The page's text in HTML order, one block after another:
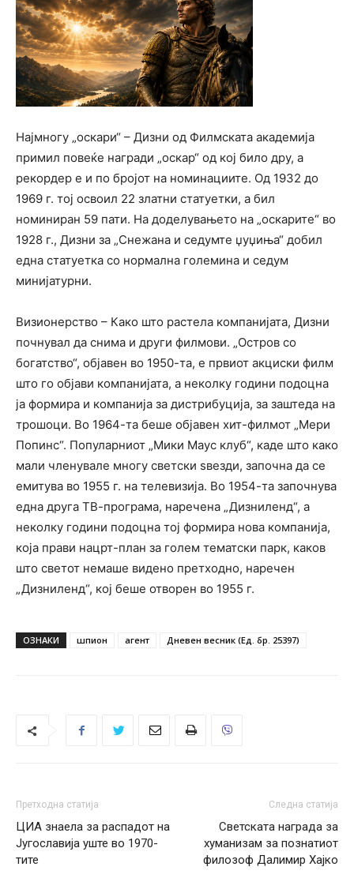
Најмногу „оскари“ – Дизни од Филмската академија
примил повеќе награди „оскар“ од кој било дру, а
рекордер е и по бројот на номинациите. Од 1932 до
1969 г. тој освоил 22 златни статуетки, а бил
номиниран 59 пати. На доделувањето на „оскарите“ во
1928 г., Дизни за „Снежана и седумте џуџиња“ добил
една статуетка со нормална големина и седум
минијатурни.
Визионерство – Како што растела компанијата, Дизни
почнувал да снима и други филмови. „Остров со
богатство“, објавен во 1950-та, е првиот акциски филм
што го објави компанијата, а неколку години подоцна
ја формира и компанија за дистрибуција, за заштеда на
трошоци. Во 1964-та беше објавен хит-филмот „Мери
Попинс“. Популарниот „Мики Маус клуб“, каде што како
мали членувале многу светски ѕвезди, започна да се
емитува во 1955 г. на телевизија. Во 1954-та започнува
една друга ТВ-програма, наречена „Дизниленд“, а
неколку години подоцна тој формира нова компанија,
која прави нацрт-план за голем тематски парк, каков
што светот немаше видено претходно, наречен
„Дизниленд“, кој беше отворен во 1955 г.
ОЗНАКИ шпион агент Дневен весник (Ед. бр. 25397)
Претходна статија
ЦИА знаела за распадот на
Југославија уште во 1970-
тите
Следна статија
Светската награда за
хуманизам за познатиот
филозоф Далимир Хајко